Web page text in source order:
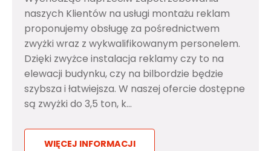
naszych Klientów na usługi montażu reklam
proponujemy obsługę za pośrednictwem
zwyżki wraz z wykwalifikowanym personelem.
Dzięki zwyżce instalacja reklamy czy to na
elewacji budynku, czy na bilbordzie będzie
szybsza i łatwiejsza. W naszej ofercie dostępne
są zwyżki do 3,5 ton, k...
WIĘCEJ INFORMACJI